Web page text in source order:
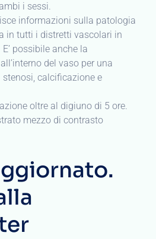
i sessi.
informazioni sulla patologia
in tutti i distretti vascolari in
possibile anche la
del vaso per una
calcificazione e
oltre al digiuno di 5 ore.
mezzo di contrasto